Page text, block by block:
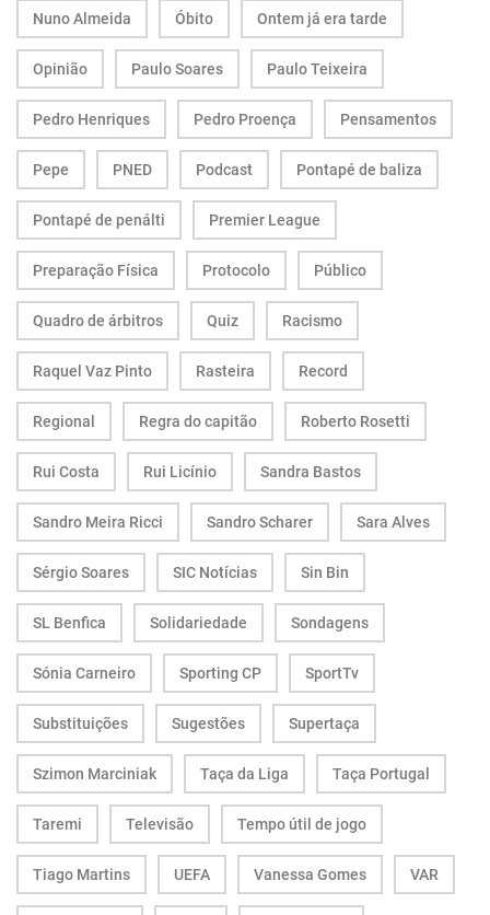
Nuno Almeida Óbito Ontem já era tarde
Opinião Paulo Soares Paulo Teixeira
Pedro Henriques Pedro Proença Pensamentos
Pepe PNED Podcast Pontapé de baliza
Pontapé de penálti Premier League
Preparação Física Protocolo Público
Quadro de árbitros Quiz Racismo
Raquel Vaz Pinto Rasteira Record
Regional Regra do capitão Roberto Rosetti
Rui Costa Rui Licínio Sandra Bastos
Sandro Meira Ricci Sandro Scharer Sara Alves
Sérgio Soares SIC Notícias Sin Bin
SL Benfica Solidariedade Sondagens
Sónia Carneiro Sporting CP SportTv
Substituições Sugestões Supertaça
Szimon Marciniak Taça da Liga Taça Portugal
Taremi Televisão Tempo útil de jogo
Tiago Martins UEFA Vanessa Gomes VAR